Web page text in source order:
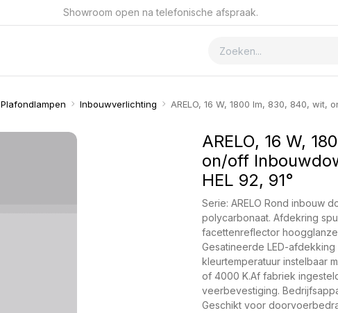
Showroom open na telefonische afspraak.
Plafondlampen Inbouwverlichting ARELO, 16 W, 1800 lm, 830, 840, wit,
ARELO, 16 W,
on/off
HEL 92, 91°
Serie: ARELO Rond inbouw
polycarbonaat. Afdekring
facettenreflector
Gesatineerde LED-
kleurtemperatuur instelbaar
of 4000 K.Af fabriek
veerbevestiging.
Geschikt voor